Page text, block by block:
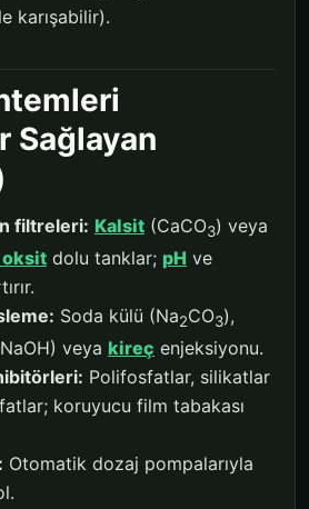
karışabilir).
Sağlayan
filtreleri: Kalsit (CaCO3) veya
oksit dolu tanklar; pH ve
Soda külü (Na2CO3),
veya kireç enjeksiyonu.
Polifosfatlar, silikatlar
koruyucu film tabakası
Otomatik dozaj pompalarıyla